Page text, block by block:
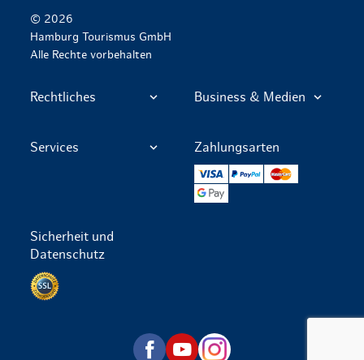
© 2026
Hamburg Tourismus GmbH
Alle Rechte vorbehalten
Rechtliches Business & Medien
Services Zahlungsarten
PayPal
Sicherheit und
Datenschutz